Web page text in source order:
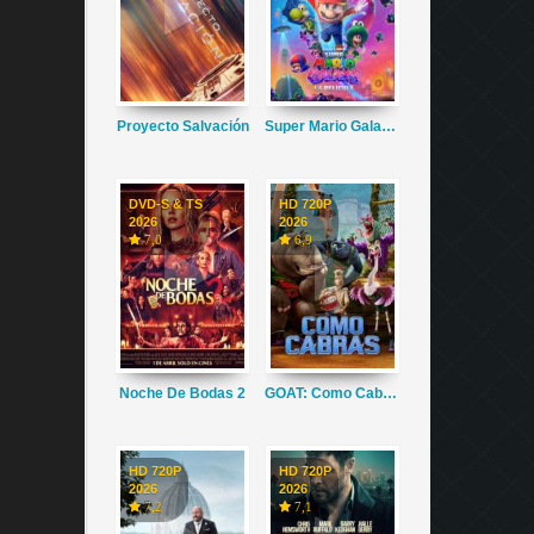
Proyecto Salvación Super Mario Galaxy La Película
DVD-S & TS
2026
7,0
Noche De Bodas 2
HD 720P
2026
6,9
GOAT: Como Cabras
HD 720P
2026
7,2
HD 720P
2026
7,1